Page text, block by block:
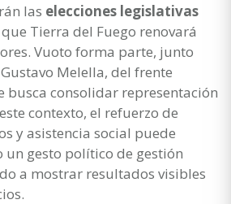
las elecciones legislativas
que Tierra del Fuego renovará
Vuoto forma parte, junto
Melella, del frente
busca consolidar representación
contexto, el refuerzo de
y asistencia social puede
un gesto político de gestión
a mostrar resultados visibles